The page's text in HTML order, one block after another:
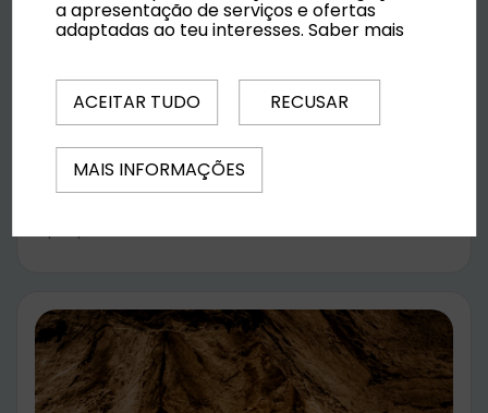
Praias de águas cristalinas, falésias douradas e
perfeito para relaxar, explorar o melhor da
costa italiana e viver momentos inesquecíveis
entre mar, tradição e gastronomia
a apresentação de serviços e ofertas
adaptadas ao teu interesses.Saber mais
ACEITAR TUDO RECUSAR
MAIS INFORMAÇÕES